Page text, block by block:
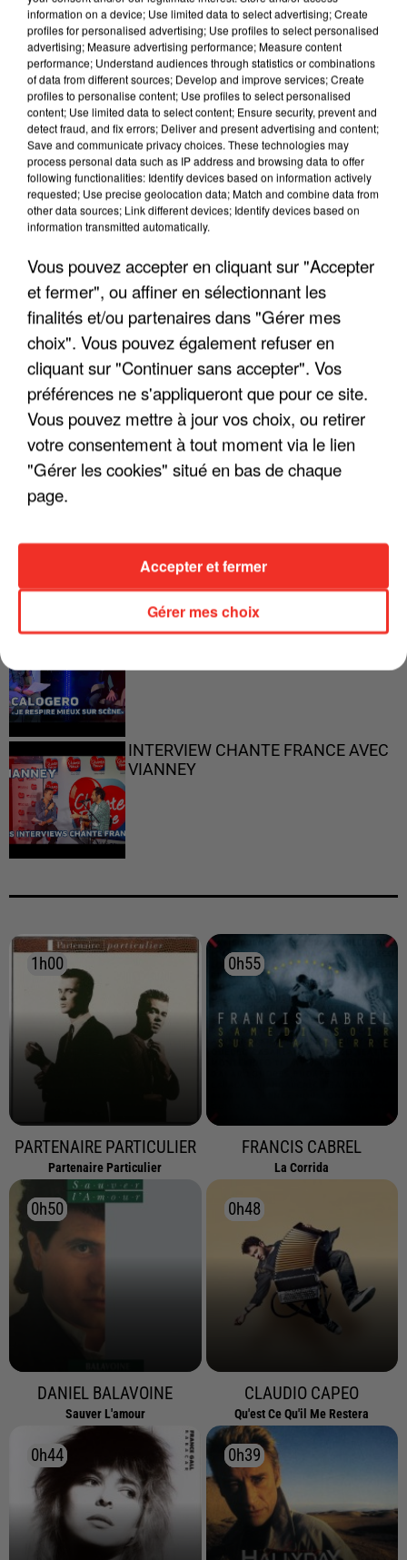
LES INTERVIEWS CHANTE
FRANCE
Voir plus
"JE SUIS À DISPOSITION DES
ENFOIRÉS"
"ON A TOUS LE TRAC"
"JE RESPIRE MIEUX SUR SCÈNE" -
INTERVIEW CHANTE FRANCE AVEC
VIANNEY
1h00
1h00
PARTENAIRE PARTICULIER
Partenaire Particulier
0h55
0h55
FRANCIS CABREL
La Corrida
0h50
0h50
DANIEL BALAVOINE
Sauver L'amour
0h48
0h48
CLAUDIO CAPEO
Qu'est Ce Qu'il Me Restera
0h44
0h44 0h39
0h39
information on a device; Use limited data to select advertising; Create
profiles for personalised advertising; Use profiles to select personalised
advertising; Measure advertising performance; Measure content
performance; Understand audiences through statistics or combinations
of data from different sources; Develop and improve services; Create
profiles to personalise content; Use profiles to select personalised
content; Use limited data to select content; Ensure security, prevent and
detect fraud, and fix errors; Deliver and present advertising and content;
Save and communicate privacy choices. These technologies may
process personal data such as IP address and browsing data to offer
following functionalities: Identify devices based on information actively
requested; Use precise geolocation data; Match and combine data from
other data sources; Link different devices; Identify devices based on
information transmitted automatically.
Vous pouvez accepter en cliquant sur "Accepter
et fermer", ou affiner en sélectionnant les
finalités et/ou partenaires dans "Gérer mes
choix". Vous pouvez également refuser en
cliquant sur "Continuer sans accepter". Vos
préférences ne s'appliqueront que pour ce site.
Vous pouvez mettre à jour vos choix, ou retirer
votre consentement à tout moment via le lien
"Gérer les cookies" situé en bas de chaque
page.
Gérer mes choix
Accepter et fermer